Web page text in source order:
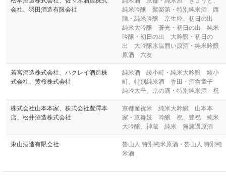
会社、羽田酒造有限会社
純米吟醸 聚楽第・特別純米酒 西
陣・純米吟醸 京生粋、初日の出
純米大吟醸 蒼光・初日の出 純米
吟醸・初日の出 大吟醸・初日の
出 大吟醸氷温囲い原酒・純米吟醸
原酒 六友
若宮酒造株式会社、ハクレイ酒造株
式会社、黄桜株式会社
純米酒 綾小町・純米大吟醸 綾小
町、特別純米酒 香田・酒呑童子
純吟大辛、京の滴・特別純米酒 祝
株式会社山本本家、株式会社豊澤本
店、松井酒造株式会社
京都産祝米 純米大吟醸 山本本
家・京舞妓 吟醸 祝、豊祝 純米
大吟醸、神蔵 純米 無濾過原酒
東山酒造有限会社
魯山人 特別純米原酒・魯山人 特別純
米酒